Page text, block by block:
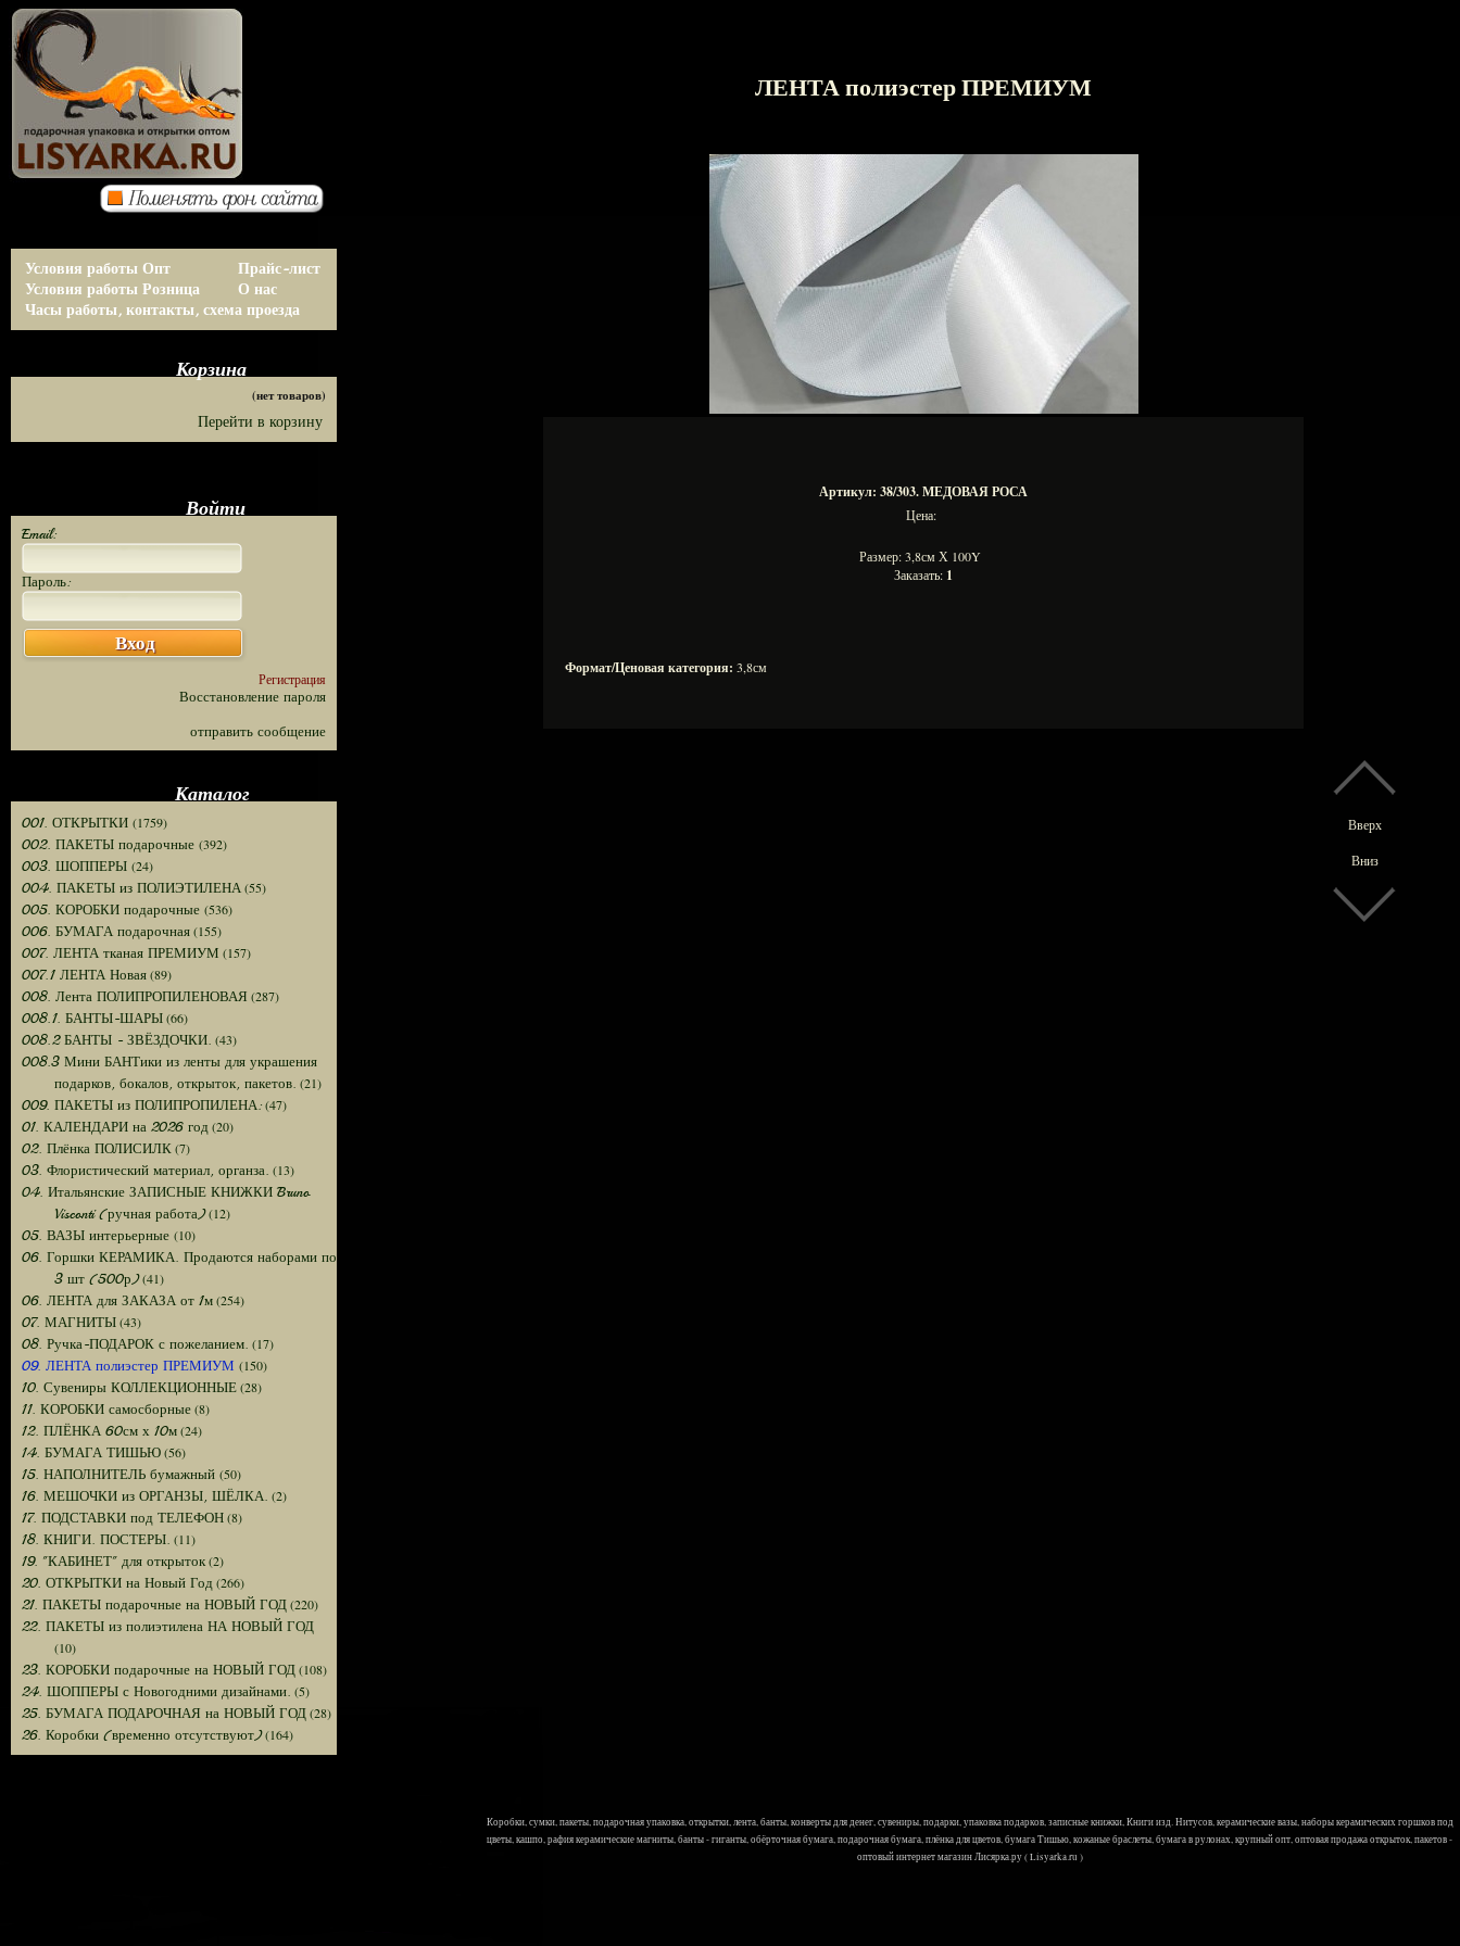
Вверх
Вниз
Условия работы Опт
Условия работы Розница
Прайс-лист
О нас
Часы работы, контакты, схема проезда
Корзина
(нет товаров)
Перейти в корзину
Войти
Email:
Пароль:
Вход
Регистрация
Восстановление пароля
отправить сообщение
Каталог
001. ОТКРЫТКИ (1759)
002. ПАКЕТЫ подарочные (392)
003. ШОППЕРЫ (24)
004. ПАКЕТЫ из ПОЛИЭТИЛЕНА(55)
005. КОРОБКИ подарочные (536)
006. БУМАГА подарочная(155)
007. ЛЕНТА тканая ПРЕМИУМ (157)
007.1 ЛЕНТА Новая(89)
008. Лента ПОЛИПРОПИЛЕНОВАЯ (287)
008.1. БАНТЫ-ШАРЫ(66)
008.2 БАНТЫ - ЗВЁЗДОЧКИ. (43)
008.3 Мини БАНТики из ленты для украшения
подарков, бокалов, открыток, пакетов. (21)
009. ПАКЕТЫ из ПОЛИПРОПИЛЕНА:(47)
01. КАЛЕНДАРИ на 2026 год (20)
02. Плёнка ПОЛИСИЛК(7)
03. Флористический материал, органза. (13)
04. Итальянские ЗАПИСНЫЕ КНИЖКИ Bruno
Visconti (ручная работа)(12)
05. ВАЗЫ интерьерные (10)
06. Горшки КЕРАМИКА. Продаются наборами по
3 шт (500р)(41)
06. ЛЕНТА для ЗАКАЗА от 1м(254)
07. МАГНИТЫ(43)
08. Ручка-ПОДАРОК с пожеланием. (17)
09. ЛЕНТА полиэстер ПРЕМИУМ (150)
10. Сувениры КОЛЛЕКЦИОННЫЕ(28)
11. КОРОБКИ самосборные(8)
12. ПЛЁНКА 60см х 10м(24)
14. БУМАГА ТИШЬЮ(56)
15. НАПОЛНИТЕЛЬ бумажный (50)
16. МЕШОЧКИ из ОРГАНЗЫ, ШЁЛКА. (2)
17. ПОДСТАВКИ под ТЕЛЕФОН(8)
18. КНИГИ. ПОСТЕРЫ. (11)
19. "КАБИНЕТ" для открыток(2)
20. ОТКРЫТКИ на Новый Год (266)
21. ПАКЕТЫ подарочные на НОВЫЙ ГОД(220)
22. ПАКЕТЫ из полиэтилена НА НОВЫЙ ГОД
(10)
23. КОРОБКИ подарочные на НОВЫЙ ГОД(108)
24. ШОППЕРЫ с Новогодними дизайнами. (5)
25. БУМАГА ПОДАРОЧНАЯ на НОВЫЙ ГОД(28)
26. Коробки (временно отсутствуют)(164)
ЛЕНТА полиэстер ПРЕМИУМ
Артикул: 38/303. МЕДОВАЯ РОСА
Цена:
Размер: 3,8см Х 100Y
Заказать: 1
Формат/Ценовая категория: 3,8см
Коробки, сумки, пакеты, подарочная упаковка, открытки, лента, банты, конверты для денег, сувениры, подарки, упаковка подарков, записные книжки, Книги изд. Нитусов, керамические вазы, наборы керамических горшков под
цветы, кашпо, рафия керамические магниты, банты - гиганты, обёрточная бумага, подарочная бумага, плёнка для цветов, бумага Тишью, кожаные браслеты, бумага в рулонах, крупный опт, оптовая продажа открыток, пакетов -
оптовый интернет магазин Лисярка.ру ( Lisyarka.ru )